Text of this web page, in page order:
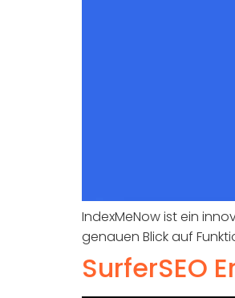
IndexMeNow ist ein
genauen Blick auf
SurferSEO